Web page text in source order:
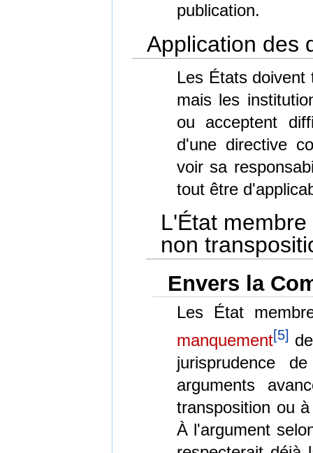
publication.
Application des
Les États doivent
mais les
ou acceptent
d'une directive
voir sa
tout être
L'État
non
Envers la
Les État
manquement[5]
jurisprudence
arguments
transposition ou
À l'argument